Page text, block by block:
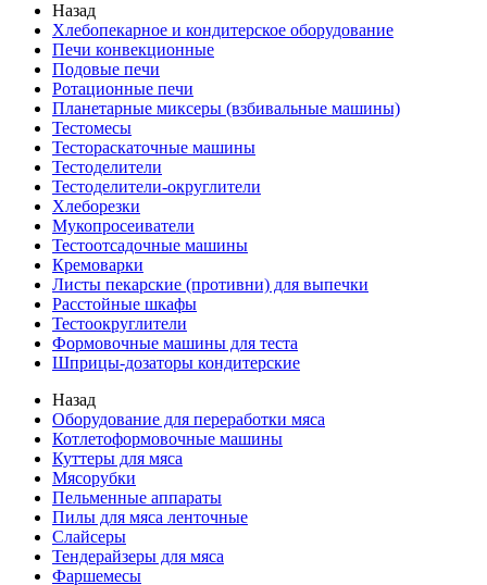
Назад
Хлебопекарное и кондитерское оборудование
Печи конвекционные
Подовые печи
Ротационные печи
Планетарные миксеры (взбивальные машины)
Тестомесы
Тестораскаточные машины
Тестоделители
Тестоделители-округлители
Хлеборезки
Мукопросеиватели
Тестоотсадочные машины
Кремоварки
Листы пекарские (противни) для выпечки
Расстойные шкафы
Тестоокруглители
Формовочные машины для теста
Шприцы-дозаторы кондитерские
Назад
Оборудование для переработки мяса
Котлетоформовочные машины
Куттеры для мяса
Мясорубки
Пельменные аппараты
Пилы для мяса ленточные
Слайсеры
Тендерайзеры для мяса
Фаршемесы